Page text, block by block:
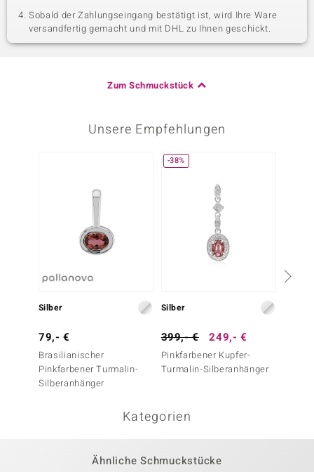
Sobald der Zahlungseingang bestätigt ist, wird Ihre Ware
versandfertig gemacht und mit DHL zu Ihnen geschickt.
Zum Schmuckstück
Unsere Empfehlungen
Silber
79,- €
Brasilianischer
Pinkfarbener Turmalin-
Silberanhänger
-38%
Silber
399,- € 249,- €
Pinkfarbener Kupfer-
Turmalin-Silberanhänger
Kategorien
Ähnliche Schmuckstücke